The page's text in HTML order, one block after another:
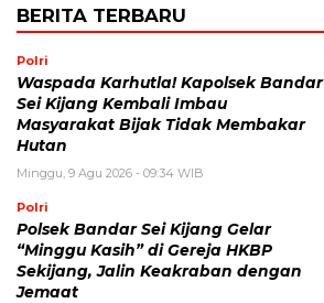
BERITA TERBARU
Polri
Waspada Karhutla! Kapolsek Bandar
Sei Kijang Kembali Imbau
Masyarakat Bijak Tidak Membakar
Hutan
Minggu, 9 Agu 2026 - 09:34 WIB
Polri
Polsek Bandar Sei Kijang Gelar
“Minggu Kasih” di Gereja HKBP
Sekijang, Jalin Keakraban dengan
Jemaat